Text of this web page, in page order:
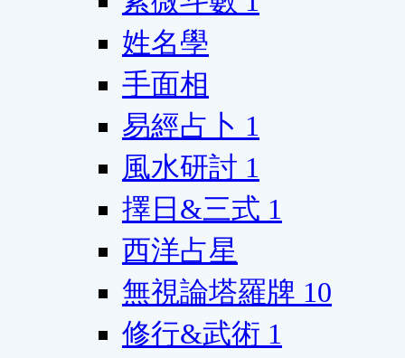
姓名學
手面相
易經占卜 1
風水研討 1
擇日&三式 1
西洋占星
無視論塔羅牌 10
修行&武術 1